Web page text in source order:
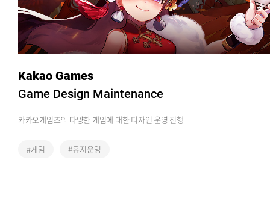
Kakao Games
Game Design Maintenance
카카오게임즈의 다양한 게임에 대한 디자인 운영 진행
#게임 #유지운영